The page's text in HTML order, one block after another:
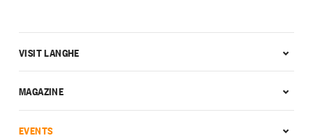
VISIT LANGHE
MAGAZINE
EVENTS